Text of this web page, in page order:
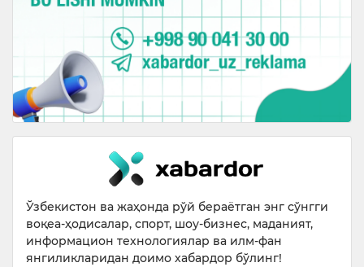
Ўзбекистон ва жаҳонда рўй бераётган энг сўнгги
воқеа-ҳодисалар, спорт, шоу-бизнес, маданият,
информацион технологиялар ва илм-фан
янгиликларидан доимо хабардор бўлинг!